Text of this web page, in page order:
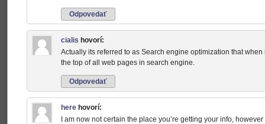
Odpovedať
cialis hovorí:
Actually its referred to as Search engine optimization that
the top of all web pages in search engine.
Odpovedať
here hovorí:
I am now not certain the place you’re getting your info,